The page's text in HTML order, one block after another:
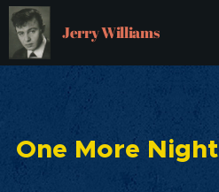
Jerry Williams
One More Night